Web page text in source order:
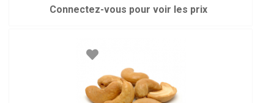
Connectez-vous pour voir les prix